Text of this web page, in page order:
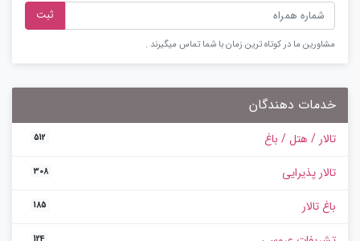
ثبت
مشاورین ما در کوتاه ترین زمان با شما تماس میگیرند .
خدمات دهندگان
تالار / هتل / باغ 512
تالار پذیرایی 308
باغ تالار 185